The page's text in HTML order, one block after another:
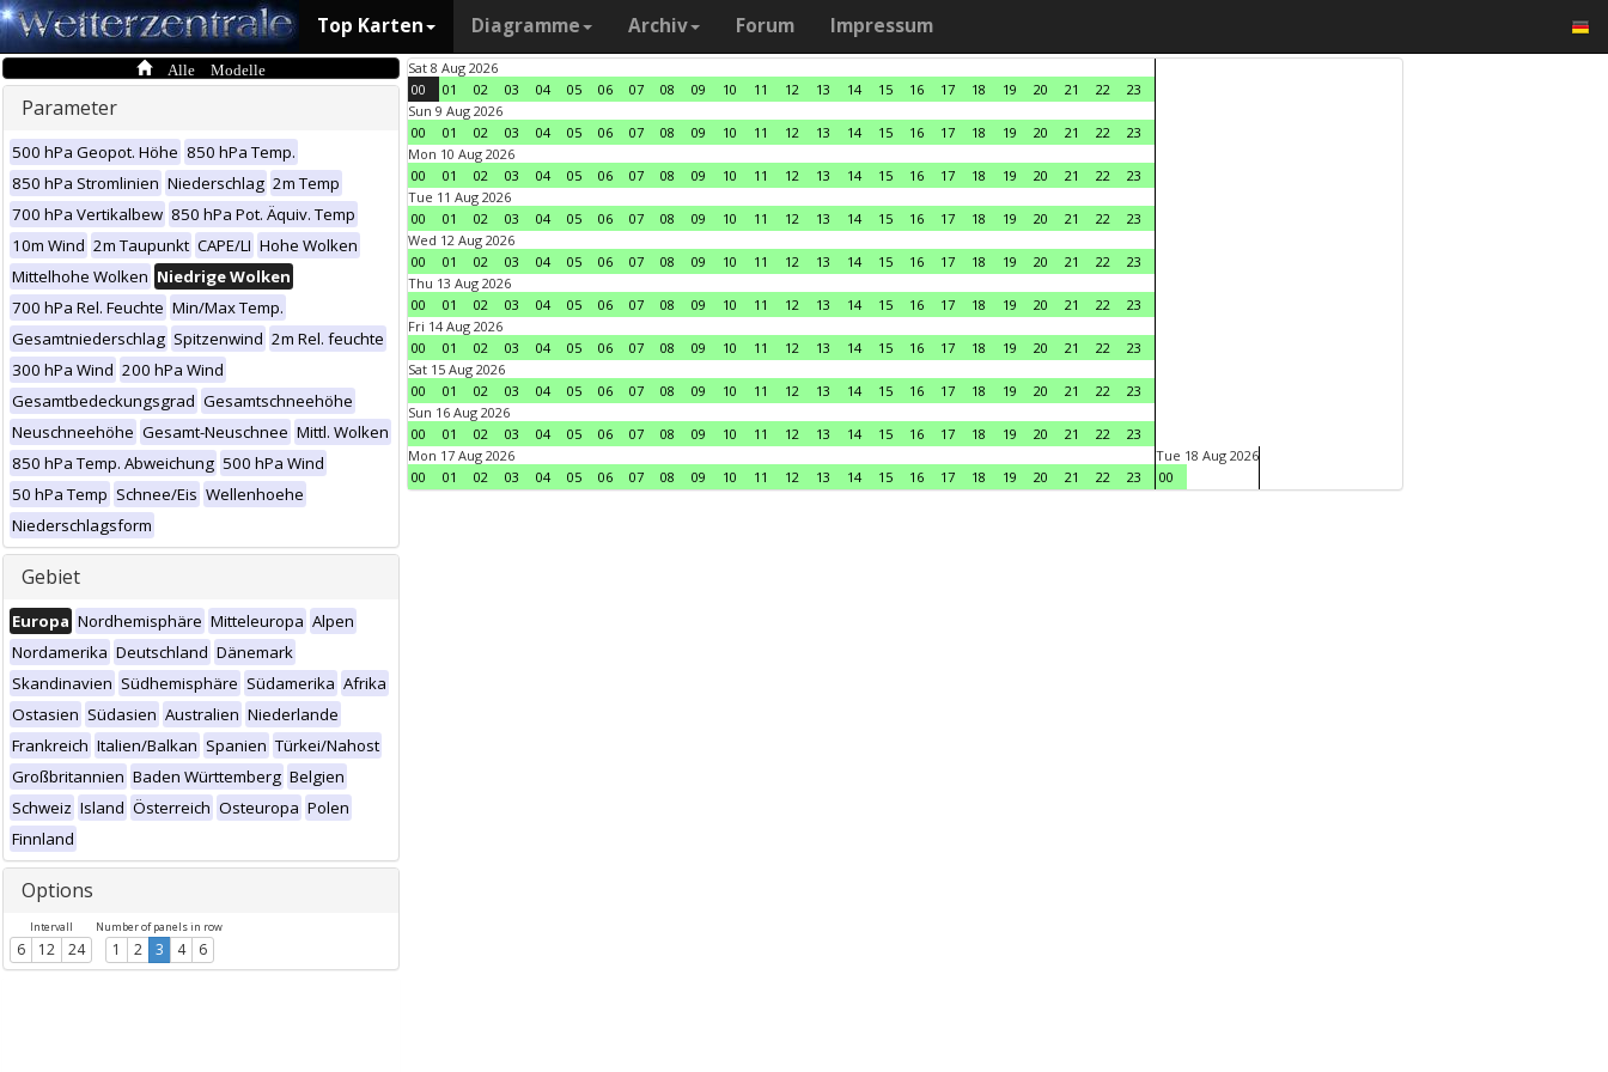
Top Karten Diagramme Archiv Forum Impressum
Alle Modelle
Parameter
500 hPa Geopot. Höhe 850 hPa Temp.
850 hPa Stromlinien Niederschlag 2m Temp
700 hPa Vertikalbew 850 hPa Pot. Äquiv. Temp
10m Wind 2m Taupunkt CAPE/LI Hohe Wolken
Mittelhohe Wolken Niedrige Wolken
700 hPa Rel. Feuchte Min/Max Temp.
Gesamtniederschlag Spitzenwind 2m Rel. feuchte
300 hPa Wind 200 hPa Wind
Gesamtbedeckungsgrad Gesamtschneehöhe
Neuschneehöhe Gesamt-Neuschnee Mittl. Wolken
850 hPa Temp. Abweichung 500 hPa Wind
50 hPa Temp Schnee/Eis Wellenhoehe
Niederschlagsform
Gebiet
Europa Nordhemisphäre Mitteleuropa Alpen
Nordamerika Deutschland Dänemark
Skandinavien Südhemisphäre Südamerika Afrika
Ostasien Südasien Australien Niederlande
Frankreich Italien/Balkan Spanien Türkei/Nahost
Großbritannien Baden Württemberg Belgien
Schweiz Island Österreich Osteuropa Polen
Finnland
Options
Intervall
6 12 24
Number of panels in row
1 2 3 4 6
Sat 8 Aug 2026
00
01 02 03 04 05 06 07 08 09 10 11 12 13 14 15 16 17 18 19 20 21 22
23
Sun 9 Aug 2026
00
01 02 03 04 05 06 07 08 09 10 11 12 13 14 15 16 17 18 19 20 21 22
23
Mon 10 Aug 2026
00
01 02 03 04 05 06 07 08 09 10 11 12 13 14 15 16 17 18 19 20 21 22
23
Tue 11 Aug 2026
00
01 02 03 04 05 06 07 08 09 10 11 12 13 14 15 16 17 18 19 20 21 22
23
Wed 12 Aug 2026
00
01 02 03 04 05 06 07 08 09 10 11 12 13 14 15 16 17 18 19 20 21 22
23
Thu 13 Aug 2026
00
01 02 03 04 05 06 07 08 09 10 11 12 13 14 15 16 17 18 19 20 21 22
23
Fri 14 Aug 2026
00
01 02 03 04 05 06 07 08 09 10 11 12 13 14 15 16 17 18 19 20 21 22
23
Sat 15 Aug 2026
00
01 02 03 04 05 06 07 08 09 10 11 12 13 14 15 16 17 18 19 20 21 22
23
Sun 16 Aug 2026
00
01 02 03 04 05 06 07 08 09 10 11 12 13 14 15 16 17 18 19 20 21 22
23
Mon 17 Aug 2026
00
01 02 03 04 05 06 07 08 09 10 11 12 13 14 15 16 17 18 19 20 21 22 23
Tue 18 Aug 2026
00